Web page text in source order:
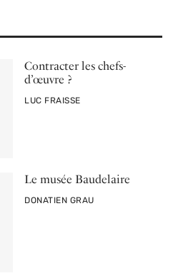
Contracter les chefs-
d’œuvre ?
PAR
LUC FRAISSE
Le musée Baudelaire
PAR
DONATIEN GRAU